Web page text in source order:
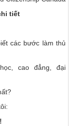
tiết
các bước làm thủ
cao đẳng, đại